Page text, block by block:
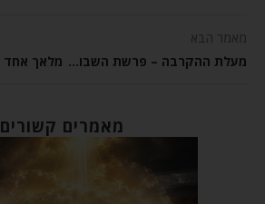
מאמר הבא
מעלת ההקרבה – פרשת השבוע ויקרא
מאמרים קשורים